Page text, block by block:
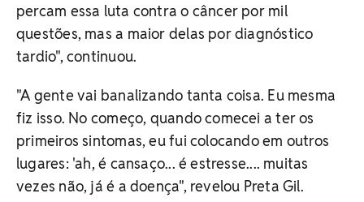
percam essa luta contra o câncer por mil
questões, mas a maior delas por diagnóstico
tardio", continuou.
"A gente vai banalizando tanta coisa. Eu mesma
fiz isso. No começo, quando comecei a ter os
primeiros sintomas, eu fui colocando em outros
lugares: 'ah, é cansaço... é estresse.... muitas
vezes não, já é a doença", revelou Preta Gil.